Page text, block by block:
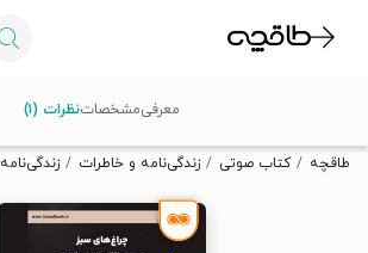
تخفیف از طاقچه دریافت کن.
طاقچه کتاب صوتی زندگی‌نامه و خاطرات زندگی‌نامه
معرفیمشخصاتنظرات (۱)